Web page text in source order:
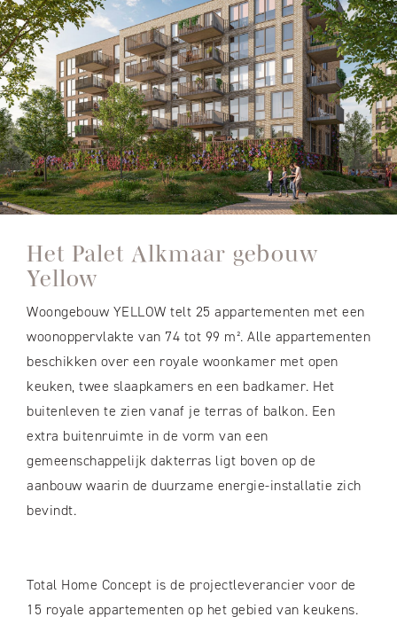
Het Palet Alkmaar gebouw
Yellow
Woongebouw YELLOW telt 25 appartementen met een
woonoppervlakte van 74 tot 99 m². Alle appartementen
beschikken over een royale woonkamer met open
keuken, twee slaapkamers en een badkamer. Het
buitenleven te zien vanaf je terras of balkon. Een
extra buitenruimte in de vorm van een
gemeenschappelijk dakterras ligt boven op de
aanbouw waarin de duurzame energie-installatie zich
bevindt.
Total Home Concept is de projectleverancier voor de
15 royale appartementen op het gebied van keukens.